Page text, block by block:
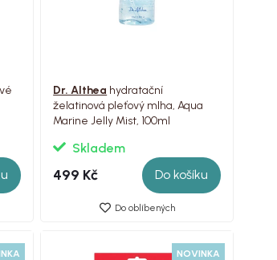
Dr. Althea hydratační
želatinová pleťový mlha, Aqua
Marine Jelly Mist, 100ml
Skladem
499 Kč Do košíku
Do oblíbených
NOVINKA